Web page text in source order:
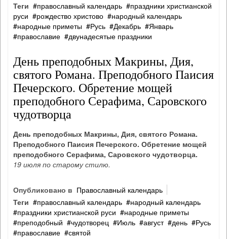
Теги
православный календарь
праздники христианской
руси
рождество христово
народный календарь
народные приметы
Русь Декабрь
Январь
православие
двунадесятые праздники
День преподобных Макрины, Дия,
святого Романа. Преподобного Паисия
Печерского. Обретение мощей
преподобного Серафима, Саровского
чудотворца
День преподобных Макрины, Дия, святого Романа.
Преподобного Паисия Печерского. Обретение мощей
преподобного Серафима, Саровского чудотворца.
19 июля по старому стилю.
Опубликовано в Православный календарь
Теги
православный календарь
народный календарь
праздники христианской руси
народные приметы
преподобный
чудотворец Июль август день
Русь
православие
святой